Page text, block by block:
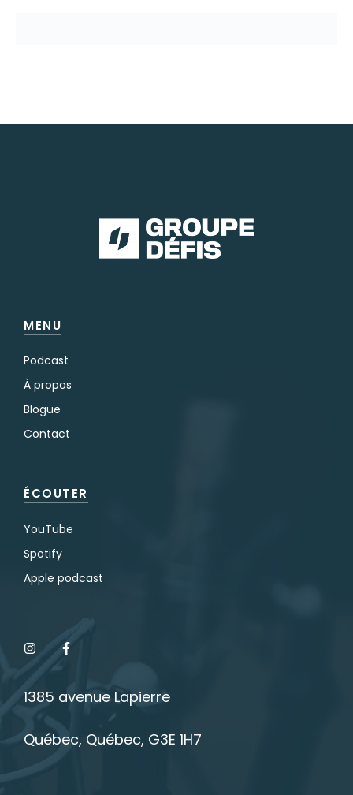
MENU
Podcast
À propos
Blogue
Contact
ÉCOUTER
YouTube
Spotify
Apple podcast
1385 avenue Lapierre
Québec, Québec, G3E 1H7